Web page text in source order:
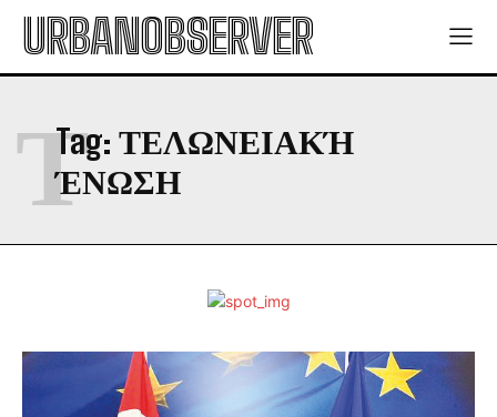
URBANOBSERVER
Tag: ΤΕΛΩΝΕΙΑΚΉ
ΈΝΩΣΗ
Τ